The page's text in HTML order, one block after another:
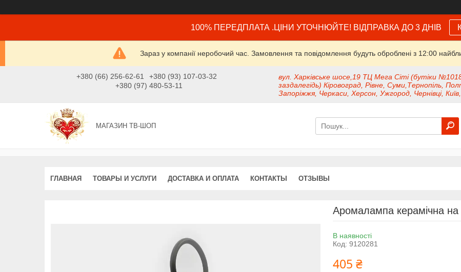
100% ПЕРЕДПЛАТА .ЦІНИ УТОЧНЮЙТЕ! ВІДПРАВКА ДО 3 ДНІВ
Зараз у компанії неробочий час. Замовлення та повідомлення будуть оброблені з 12:00
+380 (66) 256-62-61
+380 (93) 107-03-32
+380 (97) 480-53-11
вул. Харківське шосе,19 ТЦ Мега Сіті (бутіки
заздалегідь) Кіровоград, Рівне, Суми,Тернопіль,
Запоріжжя, Черкаси, Херсон, Ужгород, Чернівці,
МАГАЗИН ТВ-ШОП
ГЛАВНАЯ ТОВАРЫ И УСЛУГИ ДОСТАВКА И ОПЛАТА КОНТАКТЫ ОТЗЫВЫ
Аромалампа керамічна на
В наявності
Код: 9120281
405 ₴